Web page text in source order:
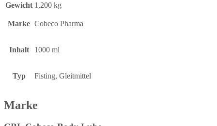
Gewicht 1,200 kg
Marke Cobeco Pharma
Inhalt 1000 ml
Typ Fisting, Gleitmittel
Marke